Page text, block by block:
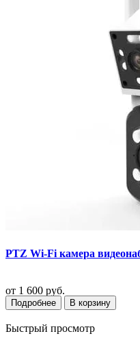
PTZ Wi-Fi камера
от 1 600 руб.
Подробнее В корзину
Быстрый просмотр